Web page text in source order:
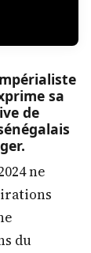
sa
de
ne
du